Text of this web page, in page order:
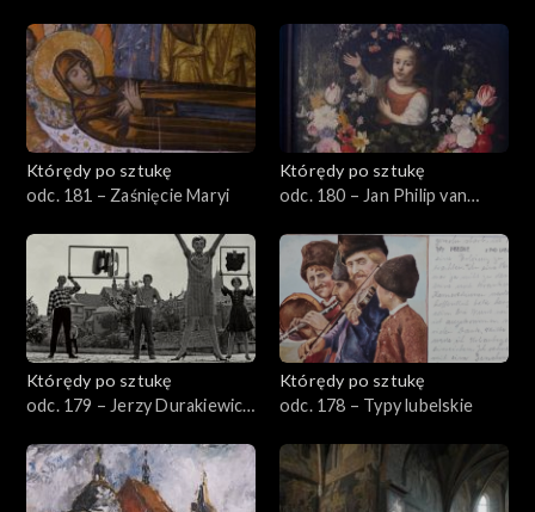
Którędy po sztukę
odc. 181 – Zaśnięcie Maryi
Którędy po sztukę
odc. 180 – Jan Philip van
Którędy po sztukę
odc. 179 – Jerzy Durakiewicz
Którędy po sztukę
odc. 178 – Typy lubelskie